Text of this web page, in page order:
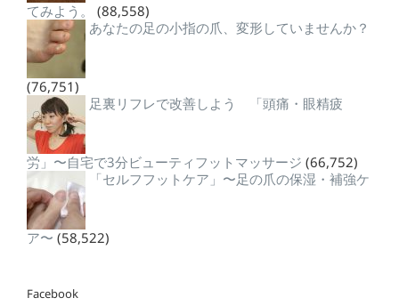
てみよう。
(88,558)
あなたの足の小指の爪、変形していませんか？
(76,751)
足裏リフレで改善しよう 「頭痛・眼精疲
労」〜自宅で3分ビューティフットマッサージ (66,752)
「セルフフットケア」〜足の爪の保湿・補強ケ
ア〜 (58,522)
Facebook